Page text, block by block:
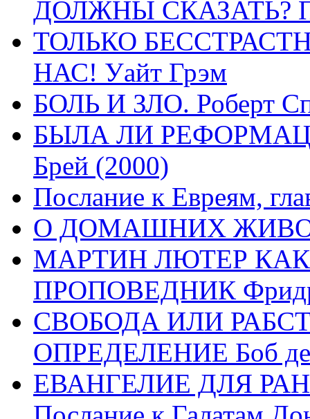
ДОЛЖНЫ СКАЗАТЬ?
ТОЛЬКО
НАС! Уайт Грэм
БОЛЬ И ЗЛО. Роберт
БЫЛА ЛИ
Брей (2000)
Послание к Евреям,
О ДОМАШНИХ
МАРТИН ЛЮТЕР
ПРОПОВЕДНИК
СВОБОДА ИЛИ
ОПРЕДЕЛЕНИЕ Боб де
ЕВАНГЕЛИЕ ДЛЯ